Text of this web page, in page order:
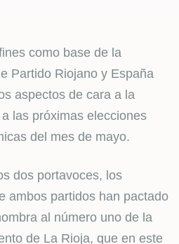
como base de la
Partido Riojano y España
aspectos de cara a la
las próximas elecciones
del mes de mayo.
dos portavoces, los
ambos partidos han pactado
al número uno de la
de La Rioja, que en este